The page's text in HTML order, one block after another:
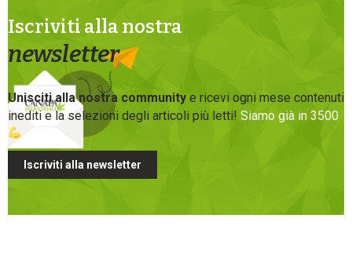
Iscriviti alla nostra
newsletter
Unisciti alla nostra community e ricevi ogni mese contenuti
inediti e la selezioni degli articoli più letti! Siamo già in 3500
Iscriviti alla newsletter